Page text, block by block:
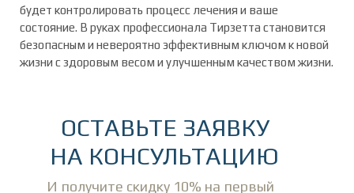
будет контролировать процесс лечения и ваше
состояние. В руках профессионала Тирзетта становится
безопасным и невероятно эффективным ключом к новой
жизни с здоровым весом и улучшенным качеством жизни.
И получите скидку 10% на первый
ОСТАВЬТЕ ЗАЯВКУ
НА КОНСУЛЬТАЦИЮ